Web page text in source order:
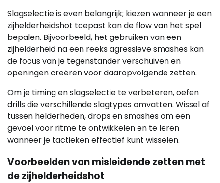
Slagselectie is even belangrijk; kiezen wanneer je een
zijhelderheidshot toepast kan de flow van het spel
bepalen. Bijvoorbeeld, het gebruiken van een
zijhelderheid na een reeks agressieve smashes kan
de focus van je tegenstander verschuiven en
openingen creëren voor daaropvolgende zetten.
Om je timing en slagselectie te verbeteren, oefen
drills die verschillende slagtypes omvatten. Wissel af
tussen helderheden, drops en smashes om een
gevoel voor ritme te ontwikkelen en te leren
wanneer je tactieken effectief kunt wisselen.
Voorbeelden van misleidende zetten met
de zijhelderheidshot